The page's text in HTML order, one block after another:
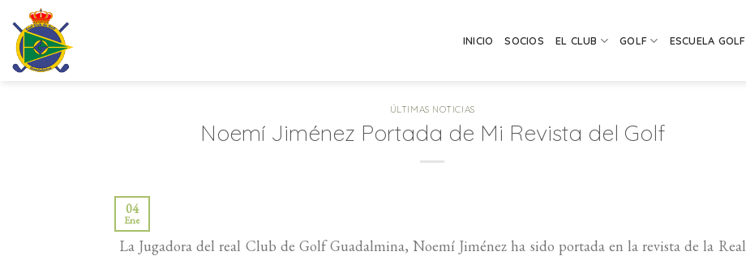
contenido
INICIO SOCIOS EL CLUB GOLF ESCUELA GOLF
ÚLTIMAS NOTICIAS
Noemí Jiménez Portada de Mi Revista del Golf
04
Ene
La Jugadora del real Club de Golf Guadalmina, Noemí Jiménez ha sido portada en la revista de la Real